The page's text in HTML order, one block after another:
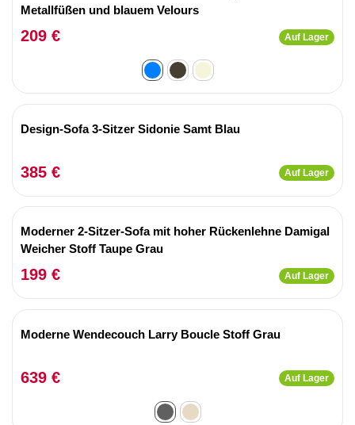
Metallfüßen und blauem Velours
209 € Auf Lager
Design-Sofa 3-Sitzer Sidonie Samt Blau
385 € Auf Lager
Moderner 2-Sitzer-Sofa mit hoher Rückenlehne Damigal
Weicher Stoff Taupe Grau
199 € Auf Lager
Moderne Wendecouch Larry Boucle Stoff Grau
639 € Auf Lager